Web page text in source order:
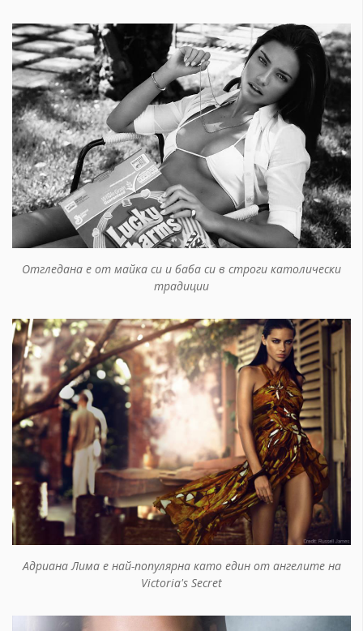
Отгледана е от майка си и баба си в строги католически
традиции
Адриана Лима е най-популярна като един от ангелите на
Victoria's Secret